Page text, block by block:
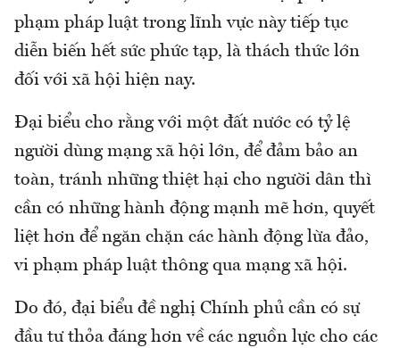
phạm pháp luật trong lĩnh vực này tiếp tục
diễn biến hết sức phức tạp, là thách thức lớn
đối với xã hội hiện nay.
Đại biểu cho rằng với một đất nước có tỷ lệ
người dùng mạng xã hội lớn, để đảm bảo an
toàn, tránh những thiệt hại cho người dân thì
cần có những hành động mạnh mẽ hơn, quyết
liệt hơn để ngăn chặn các hành động lừa đảo,
vi phạm pháp luật thông qua mạng xã hội.
Do đó, đại biểu đề nghị Chính phủ cần có sự
đầu tư thỏa đáng hơn về các nguồn lực cho các